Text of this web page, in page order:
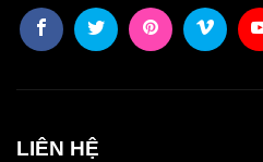
LIÊN HỆ